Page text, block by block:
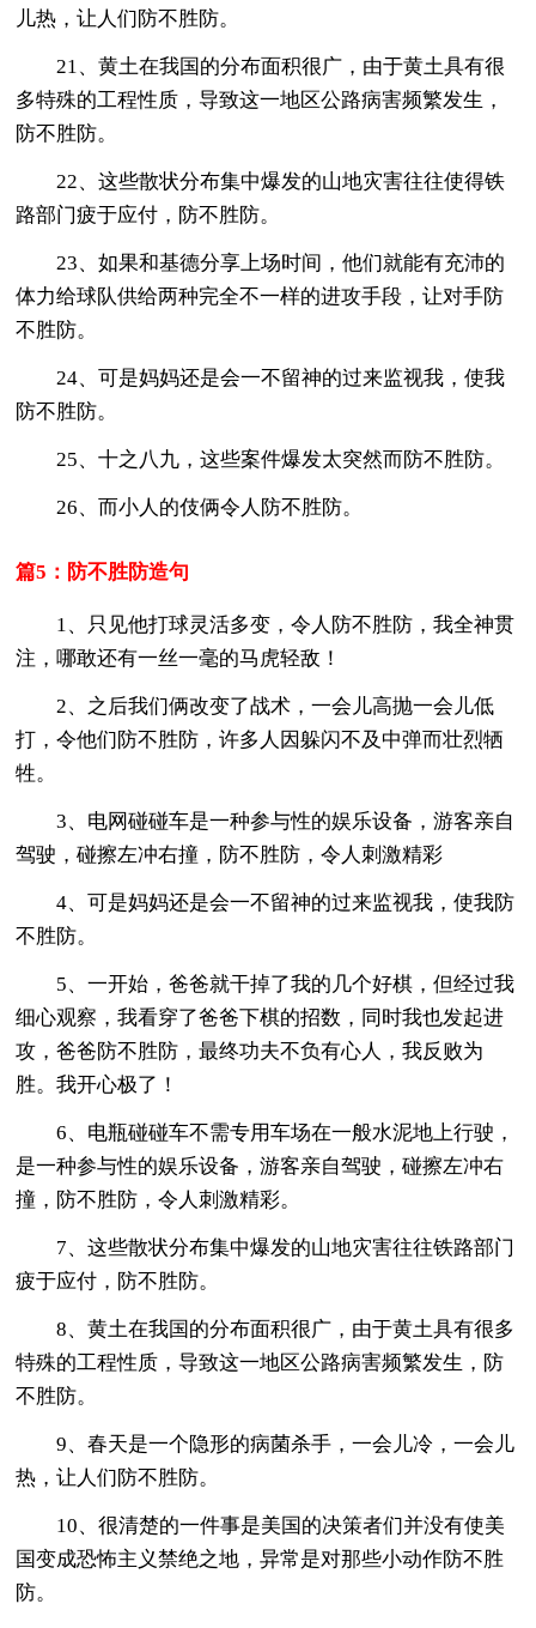
儿热，让人们防不胜防。
21、黄土在我国的分布面积很广，由于黄土具有很
多特殊的工程性质，导致这一地区公路病害频繁发生，
防不胜防。
22、这些散状分布集中爆发的山地灾害往往使得铁
路部门疲于应付，防不胜防。
23、如果和基德分享上场时间，他们就能有充沛的
体力给球队供给两种完全不一样的进攻手段，让对手防
不胜防。
24、可是妈妈还是会一不留神的过来监视我，使我
防不胜防。
25、十之八九，这些案件爆发太突然而防不胜防。
26、而小人的伎俩令人防不胜防。
篇5：防不胜防造句
1、只见他打球灵活多变，令人防不胜防，我全神贯
注，哪敢还有一丝一毫的马虎轻敌！
2、之后我们俩改变了战术，一会儿高抛一会儿低
打，令他们防不胜防，许多人因躲闪不及中弹而壮烈牺
牲。
3、电网碰碰车是一种参与性的娱乐设备，游客亲自
驾驶，碰擦左冲右撞，防不胜防，令人刺激精彩
4、可是妈妈还是会一不留神的过来监视我，使我防
不胜防。
5、一开始，爸爸就干掉了我的几个好棋，但经过我
细心观察，我看穿了爸爸下棋的招数，同时我也发起进
攻，爸爸防不胜防，最终功夫不负有心人，我反败为
胜。我开心极了！
6、电瓶碰碰车不需专用车场在一般水泥地上行驶，
是一种参与性的娱乐设备，游客亲自驾驶，碰擦左冲右
撞，防不胜防，令人刺激精彩。
7、这些散状分布集中爆发的山地灾害往往铁路部门
疲于应付，防不胜防。
8、黄土在我国的分布面积很广，由于黄土具有很多
特殊的工程性质，导致这一地区公路病害频繁发生，防
不胜防。
9、春天是一个隐形的病菌杀手，一会儿冷，一会儿
热，让人们防不胜防。
10、很清楚的一件事是美国的决策者们并没有使美
国变成恐怖主义禁绝之地，异常是对那些小动作防不胜
防。